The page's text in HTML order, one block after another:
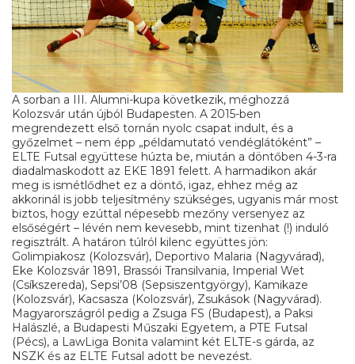
A sorban a III. Alumni-kupa következik, méghozzá
Kolozsvár után újból Budapesten. A 2015-ben
megrendezett első tornán nyolc csapat indult, és a
győzelmet – nem épp „példamutató vendéglátóként” –
ELTE Futsal együttese húzta be, miután a döntőben 4-3-ra
diadalmaskodott az EKE 1891 felett. A harmadikon akár
meg is ismétlődhet ez a döntő, igaz, ehhez még az
akkorinál is jobb teljesítmény szükséges, ugyanis már most
biztos, hogy ezúttal népesebb mezőny versenyez az
elsőségért – lévén nem kevesebb, mint tizenhat (!) induló
regisztrált. A határon túlról kilenc együttes jön:
Golimpiakosz (Kolozsvár), Deportivo Malaria (Nagyvárad),
Eke Kolozsvár 1891, Brassói Transilvania, Imperial Wet
(Csíkszereda), Sepsi’08 (Sepsiszentgyörgy), Kamikaze
(Kolozsvár), Kacsasza (Kolozsvár), Zsukások (Nagyvárad).
Magyarországról pedig a Zsuga FS (Budapest), a Paksi
Halászlé, a Budapesti Műszaki Egyetem, a PTE Futsal
(Pécs), a LawLiga Bonita valamint két ELTE-s gárda, az
NSZK és az ELTE Futsal adott be nevezést.